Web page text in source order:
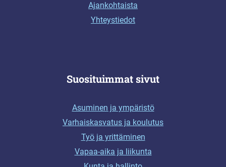
Ajankohtaista
Yhteystiedot
Suosituimmat sivut
Asuminen ja ympäristö
Varhaiskasvatus ja koulutus
Työ ja yrittäminen
Vapaa-aika ja liikunta